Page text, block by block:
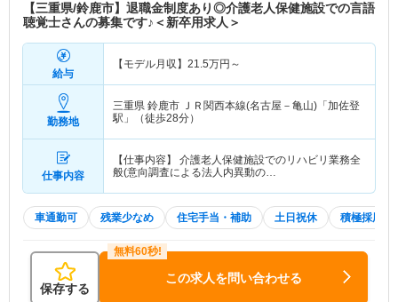
【三重県/鈴鹿市】退職金制度あり◎介護老人保健施設での言語
聴覚士さんの募集です♪＜新卒用求人＞
給与
【モデル月収】 21.5万円～
勤務地
三重県 鈴鹿市 ＪＲ関西本線(名古屋－亀山)「加佐登
駅」（徒歩28分）
仕事内容
【仕事内容】 介護老人保健施設でのリハビリ業務全
般(意向調査による法人内異動の…
車通勤可 残業少なめ 住宅手当・補助 土日祝休 積極採用中
保存する
この求人を問い合わせる